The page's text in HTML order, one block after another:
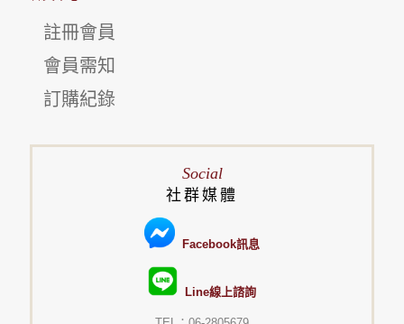
註冊會員
會員需知
訂購紀錄
Social
社群媒體
Facebook訊息
Line線上諮詢